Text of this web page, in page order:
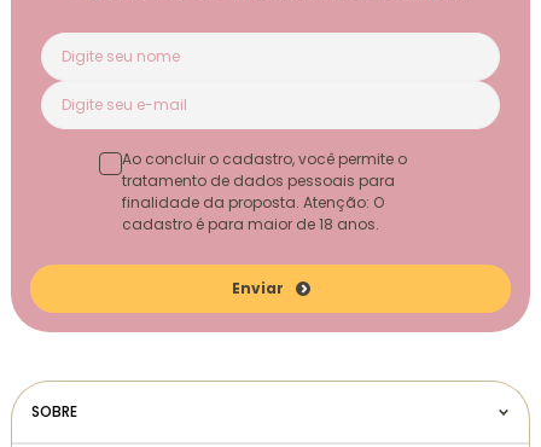
Enviar
Ao concluir o cadastro, você permite o
tratamento de dados pessoais para
finalidade da proposta. Atenção: O
cadastro é para maior de 18 anos.
SOBRE